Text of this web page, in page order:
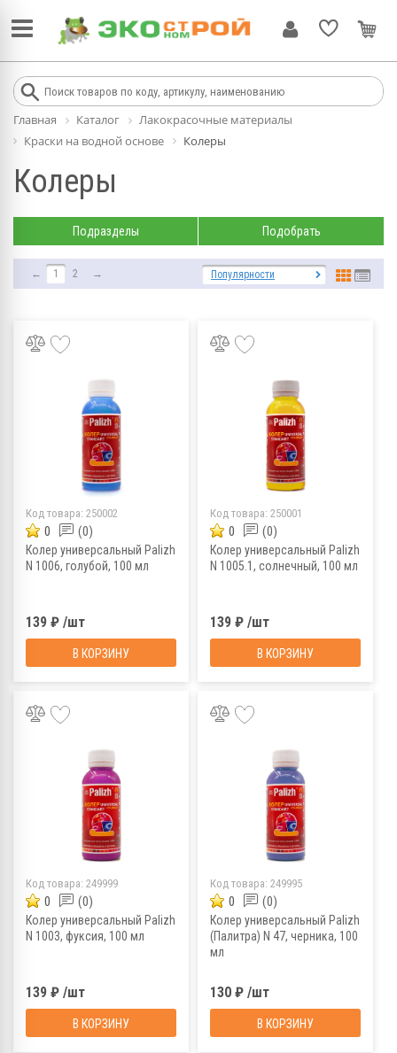
Главная Каталог
Лакокрасочные материалы
Краски на водной основе
Колеры
Колеры
Подразделы Подобрать
← 1 2 → Популярности
Код товара: 250002
0 (0)
Колер универсальный Palizh
N 1006, голубой, 100 мл
139 ₽ /шт
В КОРЗИНУ
Код товара: 250001
0 (0)
Колер универсальный Palizh
N 1005.1, солнечный, 100 мл
139 ₽ /шт
В КОРЗИНУ
Код товара: 249999
0 (0)
Колер универсальный Palizh
N 1003, фуксия, 100 мл
139 ₽ /шт
В КОРЗИНУ
Код товара: 249995
0 (0)
Колер универсальный Palizh
(Палитра) N 47, черника, 100
мл
130 ₽ /шт
В КОРЗИНУ